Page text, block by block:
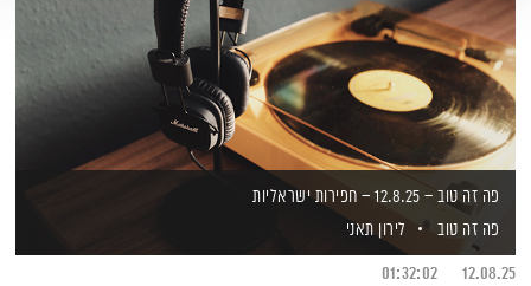
פה זה טוב – 12.8.25 – חפירות ישראליות
פה זה טוב
לירון תאני
12.08.25
01:32:02